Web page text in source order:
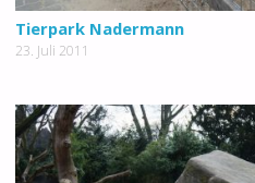
Tierpark Nadermann
23. Juli 2011